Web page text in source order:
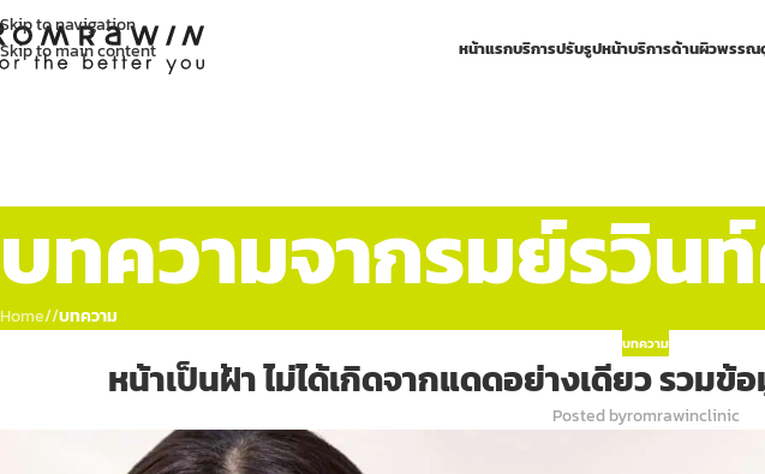
Skip to navigation
Skip to main content
หน้าแรกบริการปรับรูปหน้าบริการด้านผิวพรรณ
บทความจากรมย์รวิน
Home/ บทความ
บทความ
หน้าเป็นฝ้า ไม่ได้เกิดจากแดดอย่างเดียว รวม
Posted byromrawinclinic